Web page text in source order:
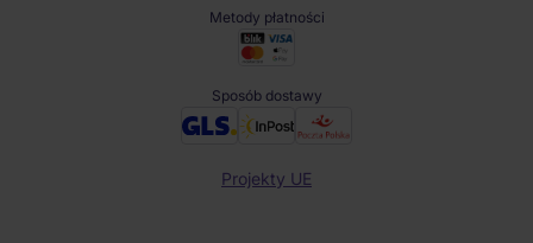
Metody płatności
Sposób dostawy
Projekty UE